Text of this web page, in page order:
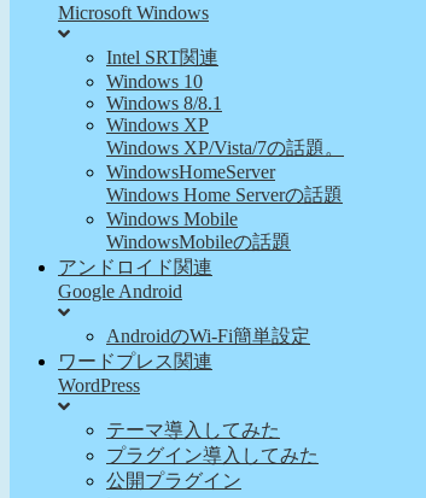
Microsoft Windows
Intel SRT関連
Windows 10
Windows 8/8.1
Windows XP
Windows XP/Vista/7の話題。
WindowsHomeServer
Windows Home Serverの話題
Windows Mobile
WindowsMobileの話題
アンドロイド関連
Google Android
AndroidのWi-Fi簡単設定
ワードプレス関連
WordPress
テーマ導入してみた
プラグイン導入してみた
公開プラグイン